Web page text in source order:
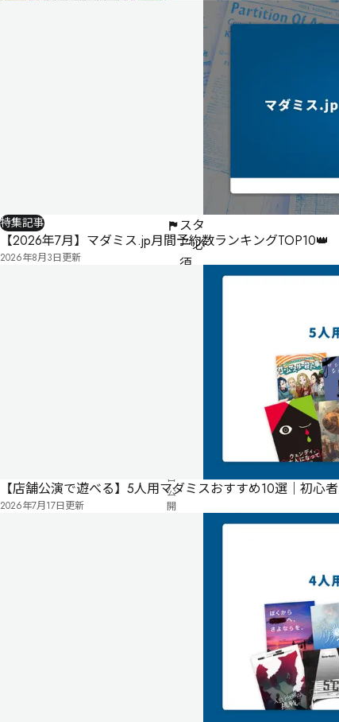
男性
名・
女性
スタ
ー必
須
日
公
開
特集記事
【2026年7月】マダミス.jp月間予約数ランキングTOP10👑
2026年8月3日更新
【店舗公演で遊べる】5人用マダミスおすすめ10選｜初心
2026年7月17日更新